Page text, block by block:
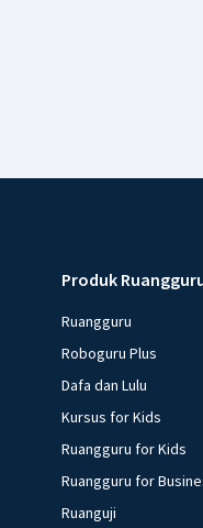
Produk
Ruangguru
Roboguru Plus
Dafa dan Lulu
Kursus for Kids
Ruangguru for Kids
Ruangguru for
Ruanguji